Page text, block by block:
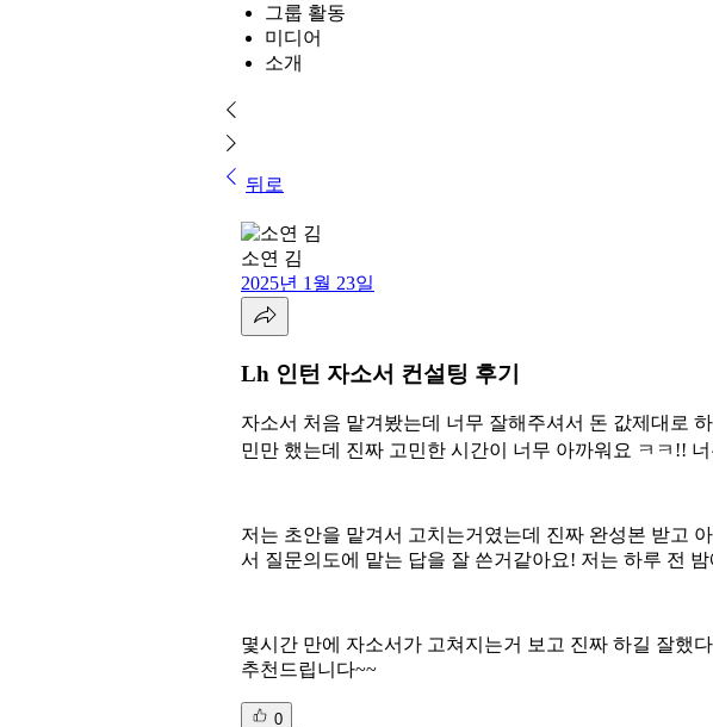
그룹 활동
미디어
소개
뒤로
소연 김
2025년 1월 23일
Lh 인턴 자소서 컨설팅 후기
자소서 처음 맡겨봤는데 너무 잘해주셔서 돈 값제대로
민만 했는데 진짜 고민한 시간이 너무 아까워요 ㅋㅋ!!
저는 초안을 맡겨서 고치는거였는데 진짜 완성본 받고
서 질문의도에 맡는 답을 잘 쓴거같아요! 저는 하루 전
몇시간 만에 자소서가 고쳐지는거 보고 진짜 하길 잘했
추천드립니다~~
0